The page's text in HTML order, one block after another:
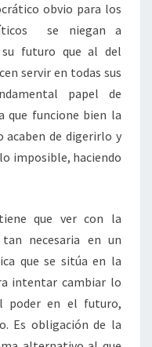
obvio para los
se niegan a
futuro que al del
servir en todas sus
papel de
que funcione bien la
acaben de digerirlo y
imposible, haciendo
que ver con la
necesaria en un
que se sitúa en la
intentar cambiar lo
poder en el futuro,
Es obligación de la